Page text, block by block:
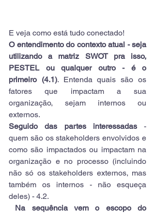
E veja como está tudo conectado!
O entendimento do contexto atual - seja
utilizando a matriz SWOT pra isso,
PESTEL ou qualquer outro - é o
primeiro (4.1). Entenda quais são os
fatores que impactam a sua
organização, sejam internos ou
externos.
Seguido das partes interessadas -
quem são os stakeholders envolvidos e
como são impactados ou impactam na
organização e no processo (incluindo
não só os stakeholders externos, mas
também os internos - não esqueça
deles) - 4.2.
Na sequência vem o escopo do